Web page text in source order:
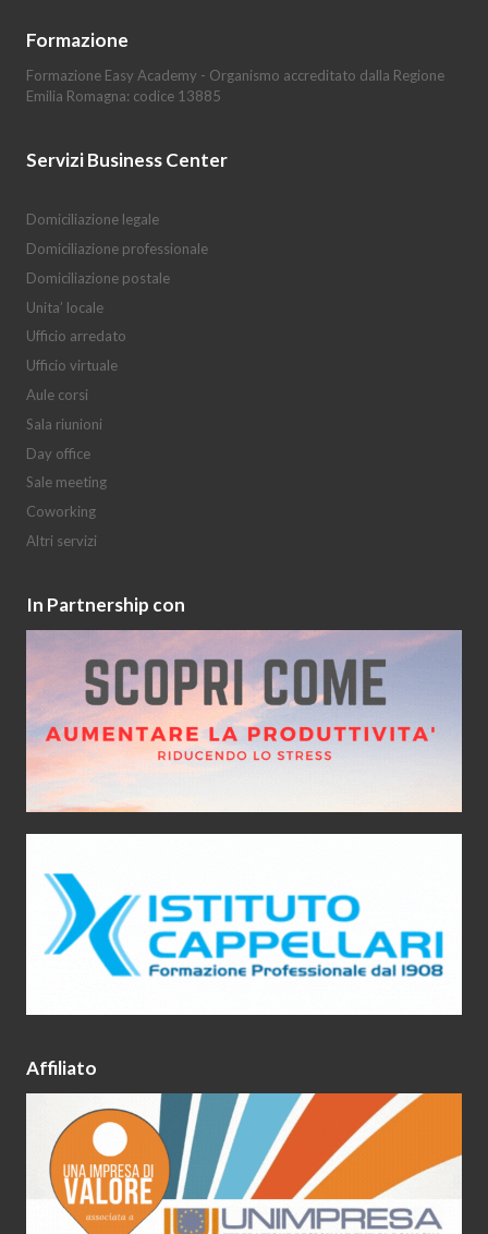
Formazione
Formazione Easy Academy - Organismo accreditato dalla Regione
Emilia Romagna: codice 13885
Servizi Business Center
Domiciliazione legale
Domiciliazione professionale
Domiciliazione postale
Unita’ locale
Ufficio arredato
Ufficio virtuale
Aule corsi
Sala riunioni
Day office
Sale meeting
Coworking
Altri servizi
In Partnership con
Affiliato